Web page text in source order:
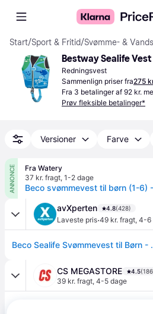
Start/Sport & Fritid/Svømme- &
Bestway Sealife Vest
Redningsvest
Sammenlign priser fra275
Fra 3 betalinger af 92 kr.
Prøv fleksible betalinger*
Versioner Farve
ANNONCE
Fra Watery
37 kr. fragt, 1-2 dage
avXperten 4.8(428)
Laveste pris·49 kr. fragt, 4-6
Beco
CS MEGASTORE 4.5
39 kr. fragt, 4-5 dage